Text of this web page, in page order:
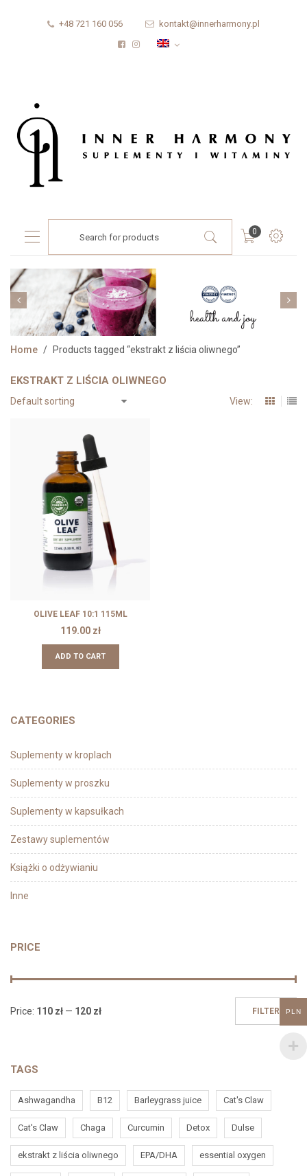
+48 721 160 056 kontakt@innerharmony.pl
search
0
Home / Products tagged “ekstrakt z liścia oliwnego”
EKSTRAKT Z LIŚCIA OLIWNEGO
View:
OLIVE LEAF 10:1 115ML
119.00 zł
ADD TO CART
CATEGORIES
Suplementy w kroplach
Suplementy w proszku
Suplementy w kapsułkach
Zestawy suplementów
Książki o odżywianiu
Inne
PRICE
FILTER
Price: 110 zł — 120 zł
TAGS
Ashwagandha B12 Barleygrass juice Cat's Claw
Cat's Claw Chaga Curcumin Detox Dulse
ekstrakt z liścia oliwnego EPA/DHA essential oxygen
PLN